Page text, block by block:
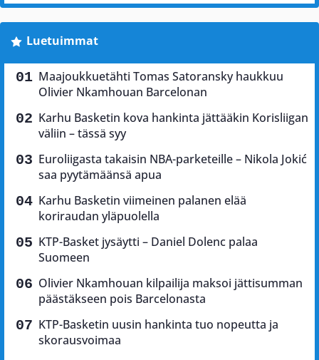
Luetuimmat
Maajoukkuetähti Tomas Satoransky haukkuu
Olivier Nkamhouan Barcelonan
Karhu Basketin kova hankinta jättääkin Korisliigan
väliin – tässä syy
Euroliigasta takaisin NBA-parketeille – Nikola Jokić
saa pyytämäänsä apua
Karhu Basketin viimeinen palanen elää
koriraudan yläpuolella
KTP-Basket jysäytti – Daniel Dolenc palaa
Suomeen
Olivier Nkamhouan kilpailija maksoi jättisumman
päästäkseen pois Barcelonasta
KTP-Basketin uusin hankinta tuo nopeutta ja
skorausvoimaa